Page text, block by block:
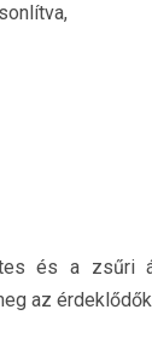
és a zsűri
az